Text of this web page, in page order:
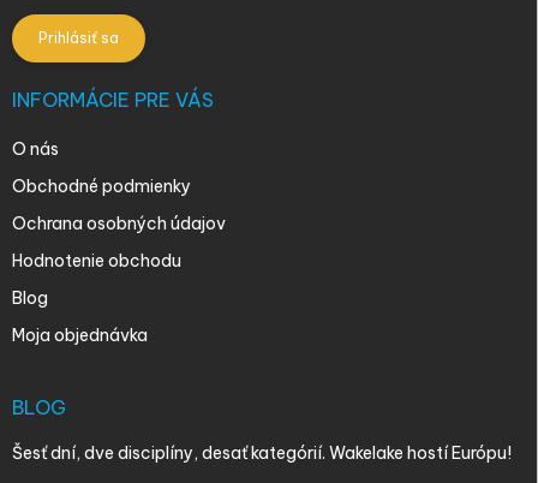
Prihlásiť sa
INFORMÁCIE PRE VÁS
O nás
Obchodné podmienky
Ochrana osobných údajov
Hodnotenie obchodu
Blog
Moja objednávka
BLOG
Šesť dní, dve disciplíny, desať kategórií. Wakelake hostí Európu!